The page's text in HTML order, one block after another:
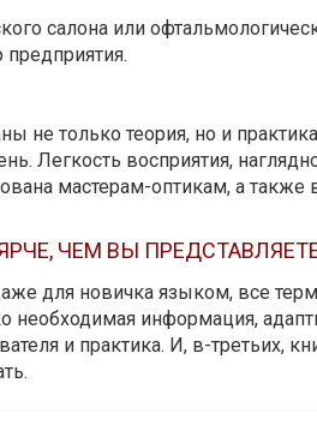
салона или
не только теория, но и
Легкость восприятия,
мастерам-оптикам, а
ЧЕМ ВЫ
для новичка языком, все
необходимая информация,
и практика. И, в-третьих,